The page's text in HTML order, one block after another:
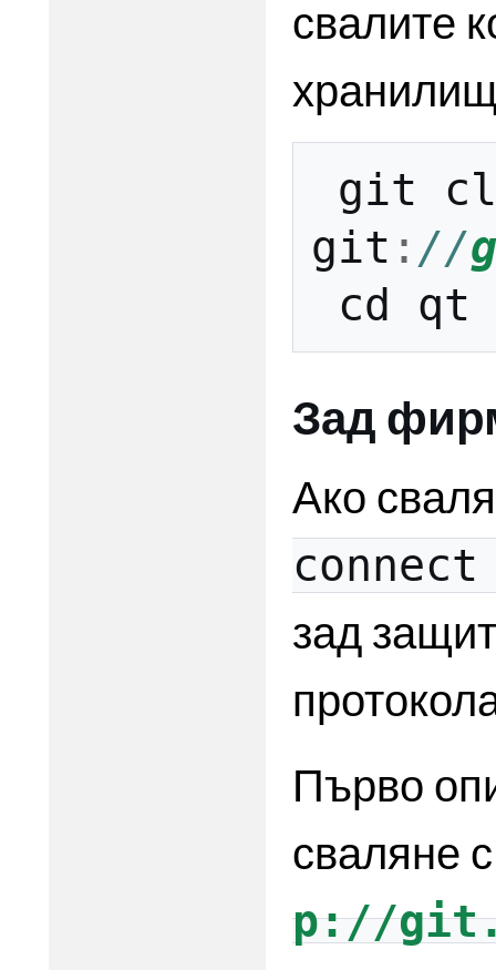
свалите
git
git : //
cd
qt
Зад
Ако
зад
Първо
сваляне
p://